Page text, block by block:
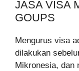
JASA VISA
GOUPS
Mengurus visa
dilakukan
Mikronesia, dan